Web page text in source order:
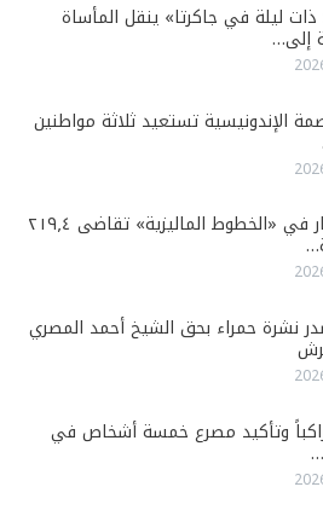
ليلة في جاكرتا» ينقل المأساة
إلى…
الإندونيسية تستعيد ثلاثة مواطنين
مساعد طيار في «الخطوط الماليزية» تقاضى ٢١٩٫٤
نشرة حمراء بحق الشيخ أحمد المصري
٢٣٤ راكباً وتأكيد مصرع خمسة أشخاص في